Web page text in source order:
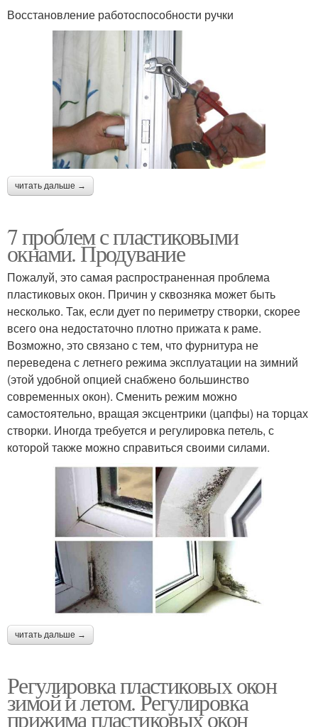
Восстановление работоспособности ручки
читать дальше →
7 проблем с пластиковыми
окнами. Продувание
Пожалуй, это самая распространенная проблема
пластиковых окон. Причин у сквозняка может быть
несколько. Так, если дует по периметру створки, скорее
всего она недостаточно плотно прижата к раме.
Возможно, это связано с тем, что фурнитура не
переведена с летнего режима эксплуатации на зимний
(этой удобной опцией снабжено большинство
современных окон). Сменить режим можно
самостоятельно, вращая эксцентрики (цапфы) на торцах
створки. Иногда требуется и регулировка петель, с
которой также можно справиться своими силами.
читать дальше →
Регулировка пластиковых окон
зимой и летом. Регулировка
прижима пластиковых окон